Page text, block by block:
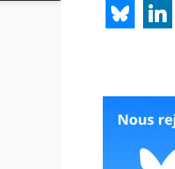
bluesky linkedin